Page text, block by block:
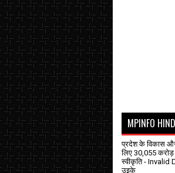
MPINFO
प्रदेश के विकास
लिए 30,055
स्वीकृति- Invalid
उइके